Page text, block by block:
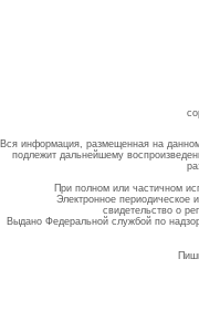
Вся информация, размещенная на
подлежит дальнейшему
При полном или частичном
Электронное периодическое
свидетельство о
Выдано Федеральной службой по